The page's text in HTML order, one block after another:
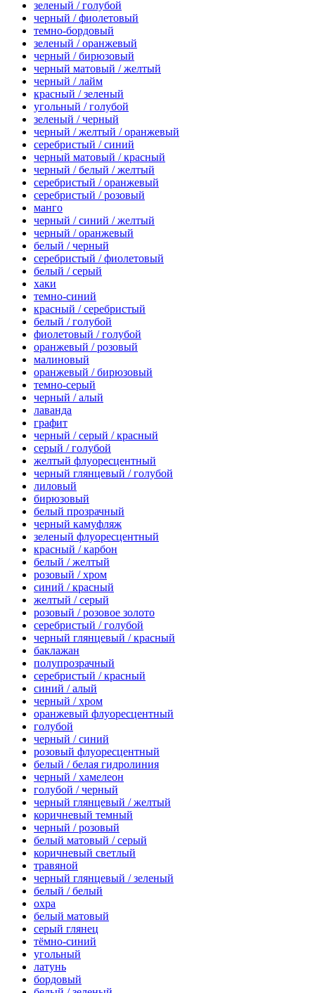
зеленый / голубой
черный / фиолетовый
темно-бордовый
зеленый / оранжевый
черный / бирюзовый
черный матовый / желтый
черный / лайм
красный / зеленый
угольный / голубой
зеленый / черный
черный / желтый / оранжевый
серебристый / синий
черный матовый / красный
черный / белый / желтый
серебристый / оранжевый
серебристый / розовый
манго
черный / синий / желтый
черный / оранжевый
белый / черный
серебристый / фиолетовый
белый / серый
хаки
темно-синий
красный / серебристый
белый / голубой
фиолетовый / голубой
оранжевый / розовый
малиновый
оранжевый / бирюзовый
темно-серый
черный / алый
лаванда
графит
черный / серый / красный
серый / голубой
желтый флуоресцентный
черный глянцевый / голубой
лиловый
бирюзовый
белый прозрачный
черный камуфляж
зеленый флуоресцентный
красный / карбон
белый / желтый
розовый / хром
синий / красный
желтый / серый
розовый / розовое золото
серебристый / голубой
черный глянцевый / красный
баклажан
полупрозрачный
серебристый / красный
синий / алый
черный / хром
оранжевый флуоресцентный
голубой
черный / синий
розовый флуоресцентный
белый / белая гидролиния
черный / хамелеон
голубой / черный
черный глянцевый / желтый
коричневый темный
черный / розовый
белый матовый / серый
коричневый светлый
травяной
черный глянцевый / зеленый
белый / белый
охра
белый матовый
серый глянец
тёмно-синий
угольный
латунь
бордовый